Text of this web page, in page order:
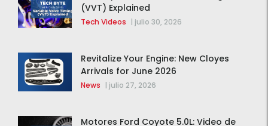
(VVT) Explained
Tech Videos | julio 30, 2026
Revitalize Your Engine: New Cloyes
Arrivals for June 2026
News | julio 27, 2026
Motores Ford Coyote 5.0L: Video de